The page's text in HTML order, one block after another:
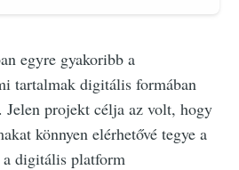
egyre gyakoribb a
tartalmak digitális formában
Jelen projekt célja az volt, hogy
könnyen elérhetővé tegye a
a digitális platform